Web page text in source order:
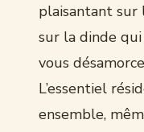
plaisantant sur
sur la dinde
vous
L’essentiel
ensemble,